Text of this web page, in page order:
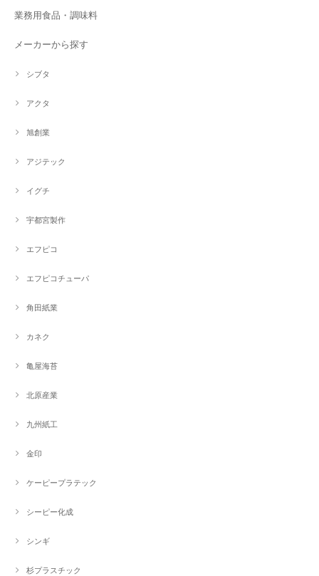
業務用食品・調味料
メーカーから探す
シブタ
アクタ
旭創業
アジテック
イグチ
宇都宮製作
エフピコ
エフピコチューパ
角田紙業
カネク
亀屋海苔
北原産業
九州紙工
金印
ケーピープラテック
シーピー化成
シンギ
杉プラスチック